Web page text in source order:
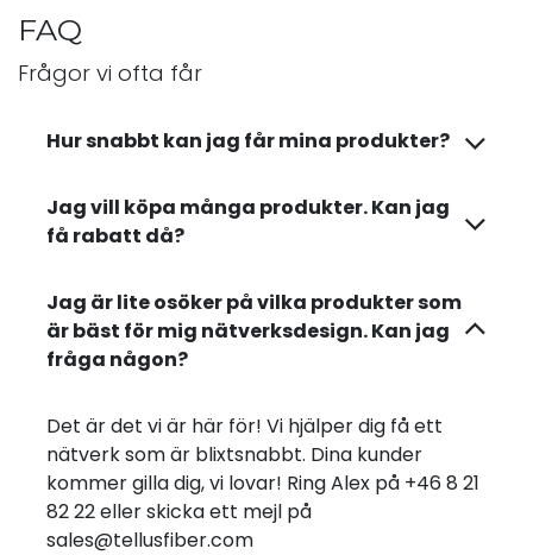
FAQ
Frågor vi ofta får
Hur snabbt kan jag får mina produkter?
Jag vill köpa många produkter. Kan jag
få rabatt då?
Jag är lite osöker på vilka produkter som
är bäst för mig nätverksdesign. Kan jag
fråga någon?
Det är det vi är här för! Vi hjälper dig få ett
nätverk som är blixtsnabbt. Dina kunder
kommer gilla dig, vi lovar! Ring Alex på +46 8 21
82 22 eller skicka ett mejl på
sales@tellusfiber.com